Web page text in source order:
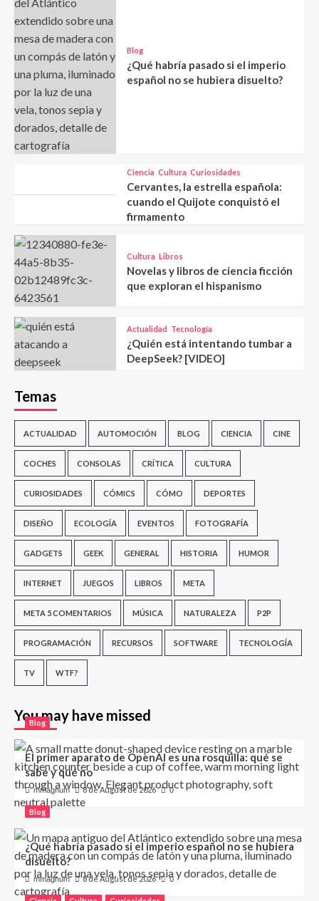
Blog
¿Qué habría pasado si el imperio
español no se hubiera disuelto?
Ciencia Cultura Curiosidades
Cervantes, la estrella española:
cuando el Quijote conquistó el
firmamento
Cultura Libros
Novelas y libros de ciencia ficción
que exploran el hispanismo
Actualidad Tecnología
¿Quién está intentando tumbar a
DeepSeek? [VIDEO]
Temas
ACTUALIDAD AUTOMOCIÓN BLOG CIENCIA CINE
COCHES CONSOLAS CRÍTICA CULTURA
CURIOSIDADES CÓMICS CÓMO DEPORTES
DISEÑO ECOLOGÍA EVENTOS FOTOGRAFÍA
GADGETS GEEK GENERAL HISTORIA HUMOR
INTERNET JUEGOS LIBROS META
META 5 COMENTARIOS MÚSICA NATURALEZA P2P
PROGRAMACIÓN RECURSOS SOFTWARE TECNOLOGÍA
TV WTF?
You may have missed
Blog
El primer aparato de OpenAI es una rosquilla: qué se
sabe y qué no
mmagnum 8 de August de 2026 0
Blog
¿Qué habría pasado si el imperio español no se hubiera
disuelto?
mmagnum 8 de August de 2026 0